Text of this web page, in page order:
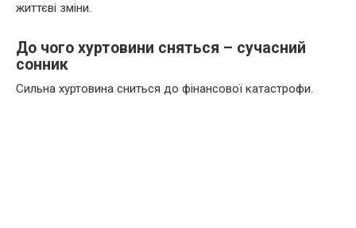
життєві зміни.
До чого хуртовини сняться – сучасний
сонник
Сильна хуртовина сниться до фінансової катастрофи.